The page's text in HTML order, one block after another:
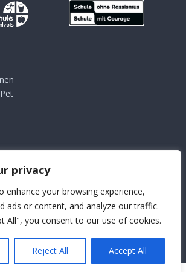
privacy
enhance your browsing experience,
ads or content, and analyze our traffic.
All", you consent to our use of cookies.
Reject All Accept All
Petershagen